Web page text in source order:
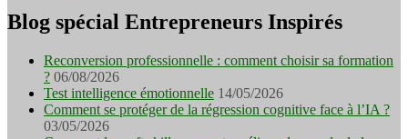
Blog spécial Entrepreneurs Inspirés
Reconversion professionnelle : comment choisir sa formation
? 06/08/2026
Test intelligence émotionnelle 14/05/2026
Comment se protéger de la régression cognitive face à l’IA ?
03/05/2026